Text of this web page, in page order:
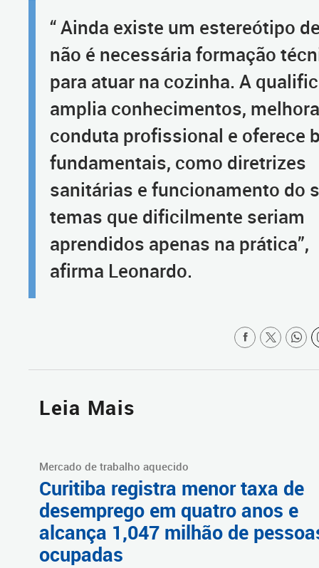
“ Ainda existe um estereótipo
não é necessária formação
para atuar na cozinha. A
amplia conhecimentos,
conduta profissional e oferece
fundamentais, como diretrizes
sanitárias e funcionamento do
temas que dificilmente seriam
aprendidos apenas na prática”,
afirma Leonardo.
Leia Mais
Mercado de trabalho aquecido
Curitiba registra menor taxa de
desemprego em quatro anos e
alcança 1,047 milhão de
ocupadas